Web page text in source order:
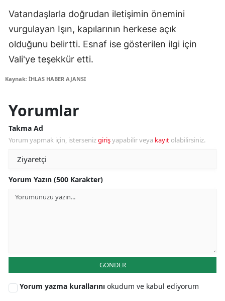
Vatandaşlarla doğrudan iletişimin önemini
vurgulayan Işın, kapılarının herkese açık
olduğunu belirtti. Esnaf ise gösterilen ilgi için
Vali'ye teşekkür etti.
Kaynak: İHLAS HABER AJANSI
Yorumlar
Takma Ad
Yorum yapmak için, istersenizgirişyapabilir veya kayıt olabilirsiniz.
Yorum Yazın (500 Karakter)
GÖNDER
Yorum yazma kurallarını okudum ve kabul ediyorum